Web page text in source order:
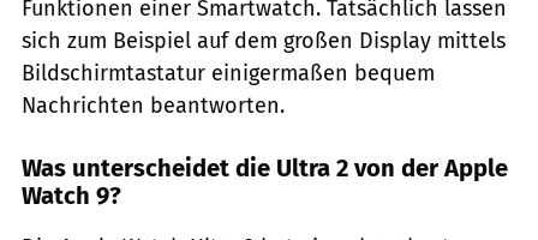
Funktionen einer Smartwatch. Tatsächlich lassen
sich zum Beispiel auf dem großen Display mittels
Bildschirmtastatur einigermaßen bequem
Nachrichten beantworten.
Was unterscheidet die Ultra 2 von der Apple
Watch 9?